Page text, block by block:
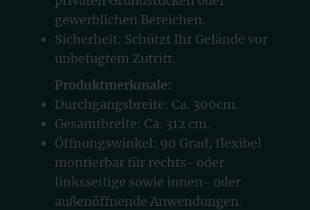
gewerblichen Bereichen.
Sicherheit: Schützt Ihr Gelände vor
unbefugtem Zutritt.
Produktmerkmale:
Durchgangsbreite: Ca. 300cm.
Gesamtbreite: Ca. 312 cm.
Öffnungswinkel: 90 Grad, flexibel
montierbar für rechts- oder
linksseitige sowie innen- oder
außenöffnende Anwendungen.